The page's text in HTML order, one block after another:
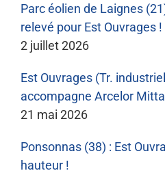
Parc éolien de Laignes
relevé pour Est Ouvrages !
2 juillet 2026
Est Ouvrages (Tr.
accompagne Arcelor
21 mai 2026
Ponsonnas (38) : Est
hauteur !